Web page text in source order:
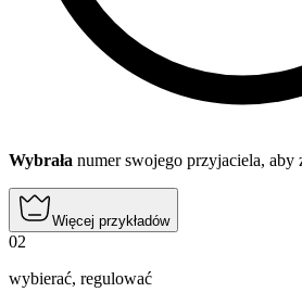
Wybrała numer swojego przyjaciela, aby
Więcej przykładów
02
wybierać, regulować